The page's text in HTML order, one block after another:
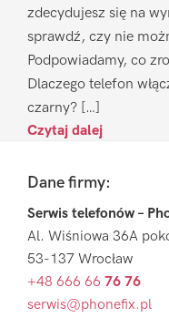
zdecydujesz się na
sprawdź, czy nie
Podpowiadamy, co
Dlaczego telefon
czarny? […]
Czytaj dalej
FooterDane firmy:
Serwis telefonów –
Al. Wiśniowa 36A
53-137 Wrocław
+48 666 66 76 76
serwis@phonefix.pl